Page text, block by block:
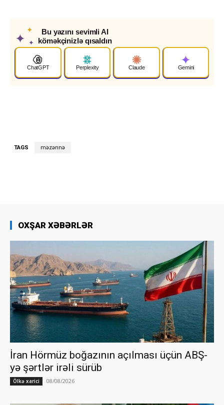
✦
✦
✦
Bu yazını sevimli AI
köməkçinizlə qısaldın
ChatGPT Perplexity Claude Gemini
TAGS məzənnə
OXŞAR XƏBƏRLƏR
İran Hörmüz boğazının açılması üçün ABŞ-
yə şərtlər irəli sürüb
Ölkə xarici 08/08/2026